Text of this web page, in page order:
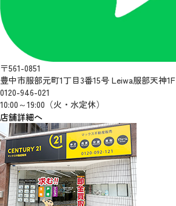
〒561-0851
豊中市服部元町1丁目3番15号 Leiwa服部天神1F
0120-946-021
10:00～19:00（火・水定休）
店舗詳細へ